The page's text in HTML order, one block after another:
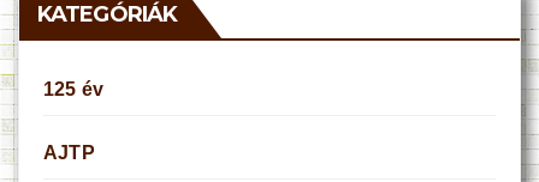
KATEGÓRIÁK
125 év
AJTP